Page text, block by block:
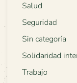
Salud
Seguridad
Sin categoría
Solidaridad
Trabajo